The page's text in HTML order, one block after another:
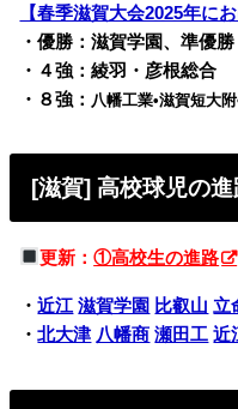
【春季滋賀大会2025年に
・優勝：滋賀学園、準優
・４強：綾羽・彦根総合
・８強： 八幡工業•滋賀短大
[滋賀] 高校球児の
更新：①高校生の進路
・近江 滋賀学園 比叡山 立
・北大津 八幡商 瀬田工 近